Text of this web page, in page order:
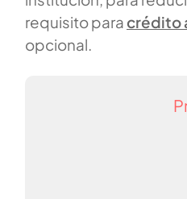
requisito para crédito
opcional.